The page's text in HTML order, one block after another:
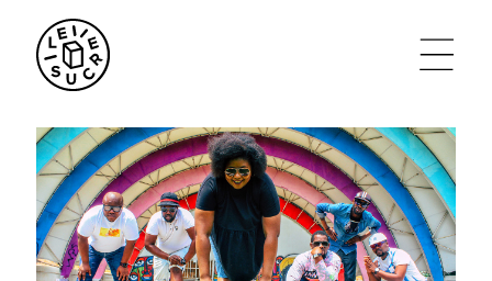
artistes
agenda
tickets